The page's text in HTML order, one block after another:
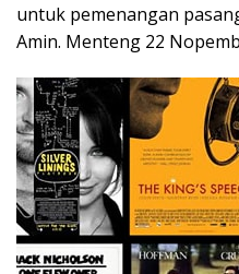
untuk pemenangan
Amin. Menteng 22